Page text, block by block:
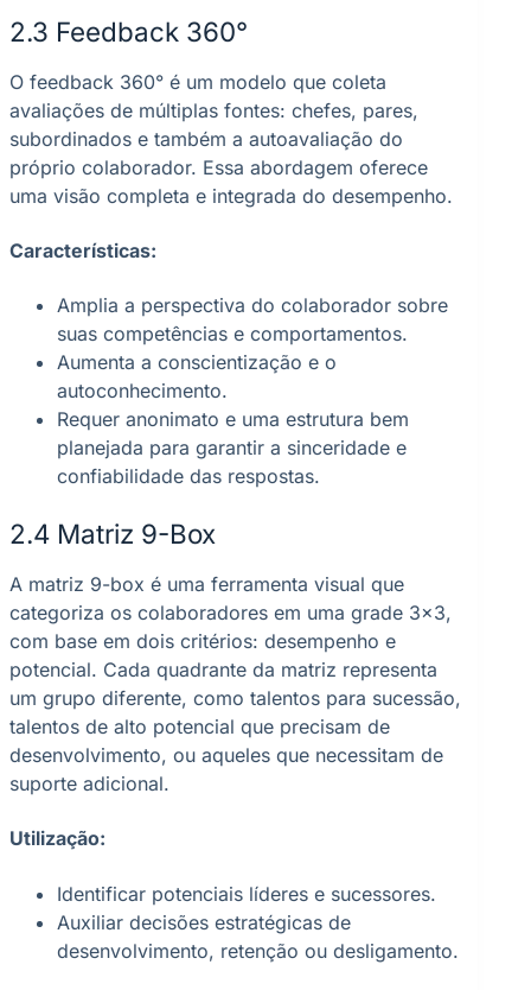
2.3 Feedback 360°
O feedback 360° é um modelo que coleta
avaliações de múltiplas fontes: chefes, pares,
subordinados e também a autoavaliação do
próprio colaborador. Essa abordagem oferece
uma visão completa e integrada do desempenho.
Características:
Amplia a perspectiva do colaborador sobre
suas competências e comportamentos.
Aumenta a conscientização e o
autoconhecimento.
Requer anonimato e uma estrutura bem
planejada para garantir a sinceridade e
confiabilidade das respostas.
2.4 Matriz 9-Box
A matriz 9-box é uma ferramenta visual que
categoriza os colaboradores em uma grade 3×3,
com base em dois critérios: desempenho e
potencial. Cada quadrante da matriz representa
um grupo diferente, como talentos para sucessão,
talentos de alto potencial que precisam de
desenvolvimento, ou aqueles que necessitam de
suporte adicional.
Utilização:
Identificar potenciais líderes e sucessores.
Auxiliar decisões estratégicas de
desenvolvimento, retenção ou desligamento.